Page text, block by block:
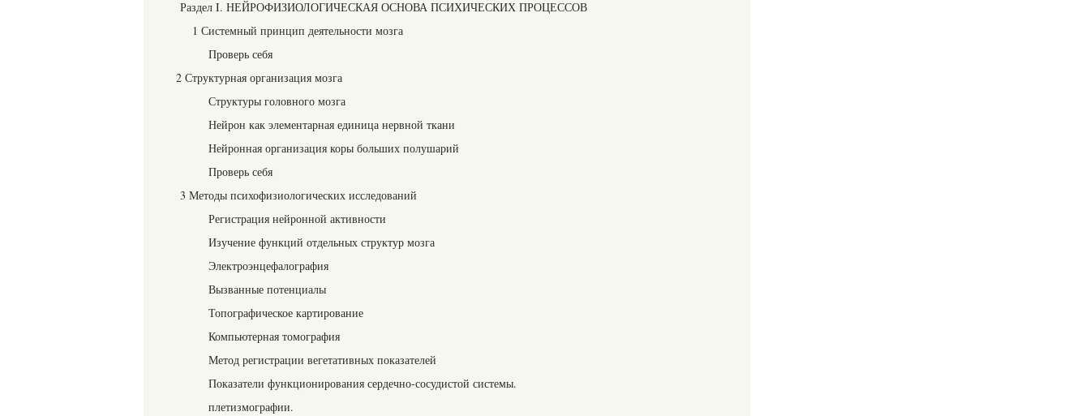
Раздел I. НЕЙРОФИЗИОЛОГИЧЕСКАЯ ОСНОВА ПСИХИЧЕСКИХ ПРОЦЕССОВ
1 Системный принцип деятельности мозга
Проверь себя
2 Структурная организация мозга
Структуры головного мозга
Нейрон как элементарная единица нервной ткани
Нейронная организация коры больших полушарий
Проверь себя
3 Методы психофизиологических исследований
Регистрация нейронной активности
Изучение функций отдельных структур мозга
Электроэнцефалография
Вызванные потенциалы
Топографическое картирование
Компьютерная томография
Метод регистрации вегетативных показателей
Показатели функционирования сердечно-сосудистой системы.
пле­тизмографии.